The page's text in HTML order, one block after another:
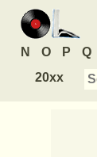
N O P Q
20xx